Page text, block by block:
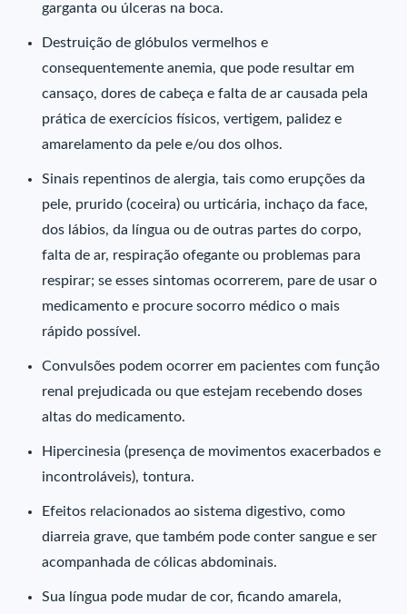
garganta ou úlceras na boca.
Destruição de glóbulos vermelhos e
consequentemente anemia, que pode resultar em
cansaço, dores de cabeça e falta de ar causada pela
prática de exercícios físicos, vertigem, palidez e
amarelamento da pele e/ou dos olhos.
Sinais repentinos de alergia, tais como erupções da
pele, prurido (coceira) ou urticária, inchaço da face,
dos lábios, da língua ou de outras partes do corpo,
falta de ar, respiração ofegante ou problemas para
respirar; se esses sintomas ocorrerem, pare de usar o
medicamento e procure socorro médico o mais
rápido possível.
Convulsões podem ocorrer em pacientes com função
renal prejudicada ou que estejam recebendo doses
altas do medicamento.
Hipercinesia (presença de movimentos exacerbados e
incontroláveis), tontura.
Efeitos relacionados ao sistema digestivo, como
diarreia grave, que também pode conter sangue e ser
acompanhada de cólicas abdominais.
Sua língua pode mudar de cor, ficando amarela,